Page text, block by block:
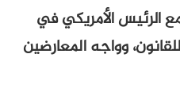
الرئيس الأمريكي في
وواجه المعارضين